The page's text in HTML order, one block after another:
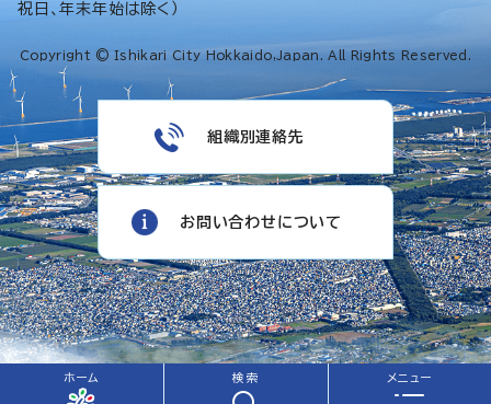
ホーム 検索 メニュー
祝日、年末年始は除く）
Copyright © Ishikari City Hokkaido,Japan. All Rights Reserved.
組織別連絡先
お問い合わせについて